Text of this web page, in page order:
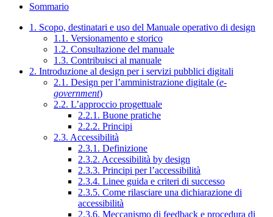
Sommario
1. Scopo, destinatari e uso del Manuale operativo di design
1.1. Versionamento e storico
1.2. Consultazione del manuale
1.3. Contribuisci al manuale
2. Introduzione al design per i servizi pubblici digitali
2.1. Design per l’amministrazione digitale (e-
government)
2.2. L’approccio progettuale
2.2.1. Buone pratiche
2.2.2. Principi
2.3. Accessibilità
2.3.1. Definizione
2.3.2. Accessibilità by design
2.3.3. Principi per l’accessibilità
2.3.4. Linee guida e criteri di successo
2.3.5. Come rilasciare una dichiarazione di
accessibilità
2.3.6. Meccanismo di feedback e procedura di